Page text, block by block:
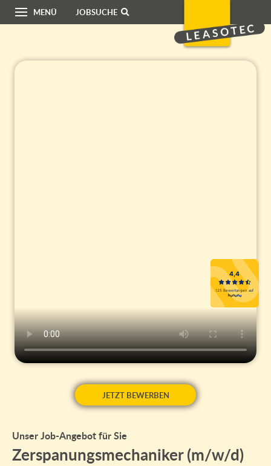
JOBSUCHE
MENÜ
JETZT BEWERBEN
Unser Job-Angebot für Sie
Zerspanungsmechaniker (m/w/d)